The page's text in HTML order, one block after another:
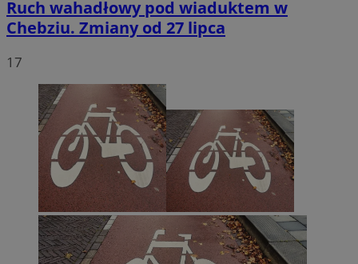
Ruch wahadłowy pod wiaduktem w
Chebziu. Zmiany od 27 lipca
17